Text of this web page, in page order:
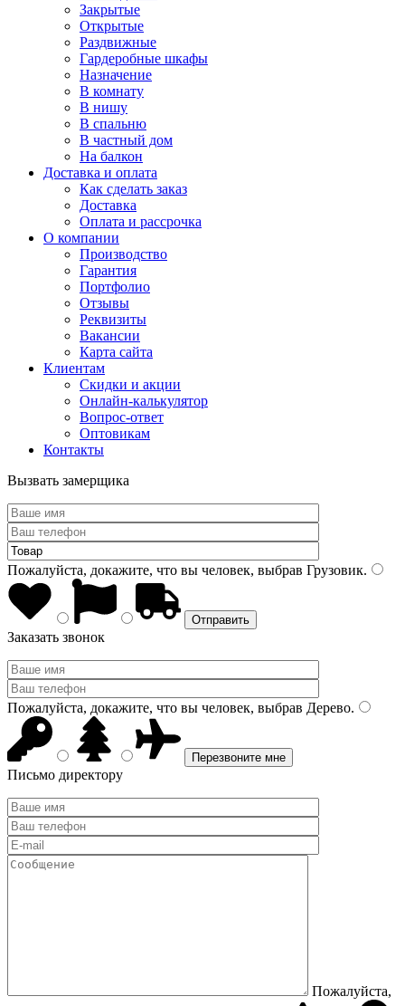
Закрытые
Открытые
Раздвижные
Гардеробные шкафы
Назначение
В комнату
В нишу
В спальню
В частный дом
На балкон
Доставка и оплата
Как сделать заказ
Доставка
Оплата и рассрочка
О компании
Производство
Гарантия
Портфолио
Отзывы
Реквизиты
Вакансии
Карта сайта
Клиентам
Скидки и акции
Онлайн-калькулятор
Вопрос-ответ
Оптовикам
Контакты
Вызвать замерщика
Пожалуйста, докажите, что вы человек, выбрав Грузовик.
Заказать звонок
Пожалуйста, докажите, что вы человек, выбрав Дерево.
Письмо директору
Пожалуйста,